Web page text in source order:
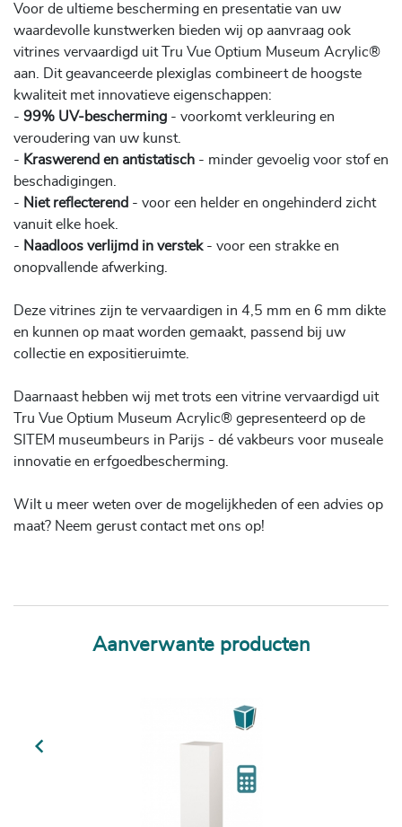
Voor de ultieme bescherming en presentatie van uw
waardevolle kunstwerken bieden wij op aanvraag ook
vitrines vervaardigd uit Tru Vue Optium Museum Acrylic®
aan. Dit geavanceerde plexiglas combineert de hoogste
kwaliteit met innovatieve eigenschappen:
- 99% UV-bescherming - voorkomt verkleuring en
veroudering van uw kunst.
- Kraswerend en antistatisch - minder gevoelig voor stof en
beschadigingen.
- Niet reflecterend - voor een helder en ongehinderd zicht
vanuit elke hoek.
- Naadloos verlijmd in verstek- voor een strakke en
onopvallende afwerking.
Deze vitrines zijn te vervaardigen in 4,5 mm en 6 mm dikte
en kunnen op maat worden gemaakt, passend bij uw
collectie en expositieruimte.
Daarnaast hebben wij met trots een vitrine vervaardigd uit
Tru Vue Optium Museum Acrylic® gepresenteerd op de
SITEM museumbeurs in Parijs - dé vakbeurs voor museale
innovatie en erfgoedbescherming.
Wilt u meer weten over de mogelijkheden of een advies op
maat? Neem gerust contact met ons op!
Aanverwante producten
Previous